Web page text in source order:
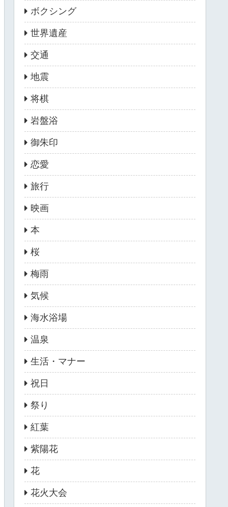
ボクシング
世界遺産
交通
地震
将棋
岩盤浴
御朱印
恋愛
旅行
映画
本
桜
梅雨
気候
海水浴場
温泉
生活・マナー
祝日
祭り
紅葉
紫陽花
花
花火大会